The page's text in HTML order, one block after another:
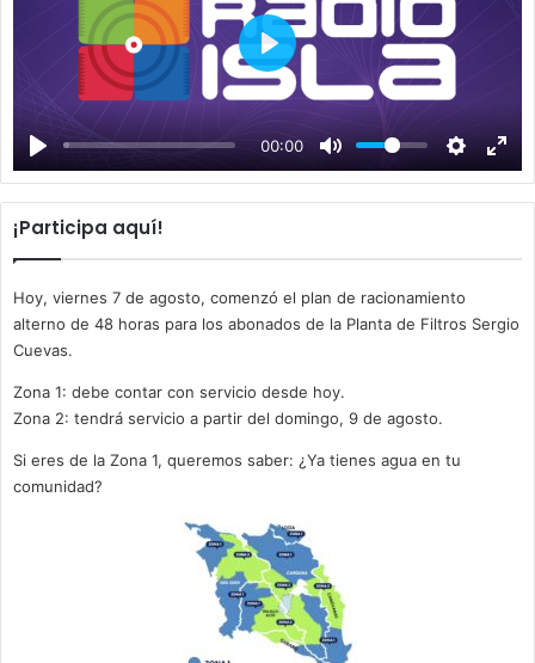
00:00
P
a
y
¡Participa aquí!
Hoy, viernes 7 de agosto, comenzó el plan de racionamiento
alterno de 48 horas para los abonados de la Planta de Filtros Sergio
Cuevas.
Zona 1: debe contar con servicio desde hoy.
Zona 2: tendrá servicio a partir del domingo, 9 de agosto.
Si eres de la Zona 1, queremos saber: ¿Ya tienes agua en tu
comunidad?